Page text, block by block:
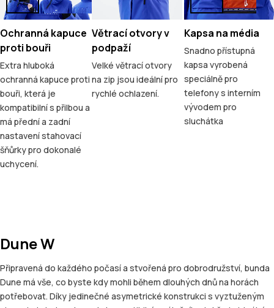
Ochranná kapuce
proti bouři
Extra hluboká
ochranná kapuce proti
bouři, která je
kompatibilní s přilbou a
má přední a zadní
nastavení stahovací
šňůrky pro dokonalé
uchycení.
Větrací otvory v
podpaží
Velké větrací otvory
na zip jsou ideální pro
rychlé ochlazení.
Kapsa na média
Snadno přístupná
kapsa vyrobená
speciálně pro
telefony s interním
vývodem pro
sluchátka
Dune W
Připravená do každého počasí a stvořená pro dobrodružství, bunda
Dune má vše, co byste kdy mohli během dlouhých dnů na horách
potřebovat. Díky jedinečné asymetrické konstrukci s vyztuženým